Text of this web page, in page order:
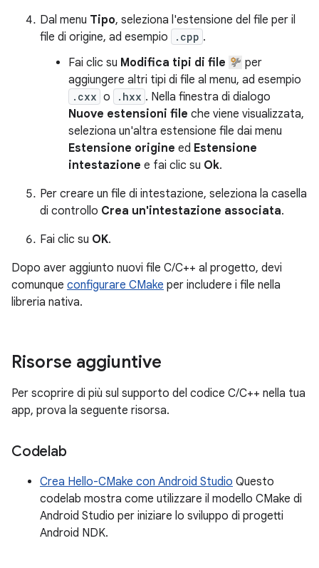
Dal menu Tipo, seleziona l'estensione del file per il
file di origine, ad esempio
.cpp .
Fai clic su Modifica tipi di file
per
aggiungere altri tipi di file al menu, ad esempio
.cxx o .hxx . Nella finestra di dialogo
Nuove estensioni file che viene visualizzata,
seleziona un'altra estensione file dai menu
Estensione origine ed Estensione
intestazione e fai clic su Ok.
Per creare un file di intestazione, seleziona la casella
di controllo Crea un'intestazione associata.
Fai clic su OK.
Dopo aver aggiunto nuovi file C/C++ al progetto, devi
comunque configurare CMake per includere i file nella
libreria nativa.
Risorse aggiuntive
Per scoprire di più sul supporto del codice C/C++ nella tua
app, prova la seguente risorsa.
Codelab
Crea Hello-CMake con Android Studio Questo
codelab mostra come utilizzare il modello CMake di
Android Studio per iniziare lo sviluppo di progetti
Android NDK.